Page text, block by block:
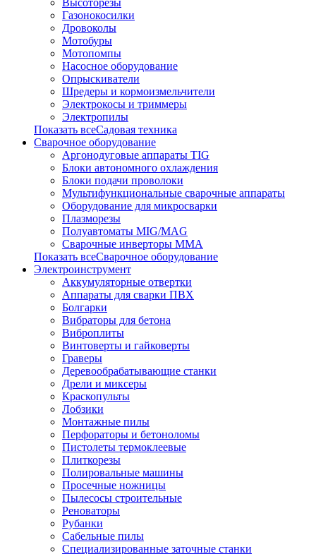
Высоторезы
Газонокосилки
Дровоколы
Мотобуры
Мотопомпы
Насосное оборудование
Опрыскиватели
Шредеры и кормоизмельчители
Электрокосы и триммеры
Электропилы
Показать всеСадовая техника
Сварочное оборудование
Аргонодуговые аппараты TIG
Блоки автономного охлаждения
Блоки подачи проволоки
Мультифункциональные сварочные аппараты
Оборудование для микросварки
Плазморезы
Полуавтоматы MIG/MAG
Сварочные инверторы ММА
Показать всеСварочное оборудование
Электроинструмент
Аккумуляторные отвертки
Аппараты для сварки ПВХ
Болгарки
Вибраторы для бетона
Виброплиты
Винтоверты и гайковерты
Граверы
Деревообрабатывающие станки
Дрели и миксеры
Краскопульты
Лобзики
Монтажные пилы
Перфораторы и бетоноломы
Пистолеты термоклеевые
Плиткорезы
Полировальные машины
Просечные ножницы
Пылесосы строительные
Реноваторы
Рубанки
Сабельные пилы
Специализированные заточные станки